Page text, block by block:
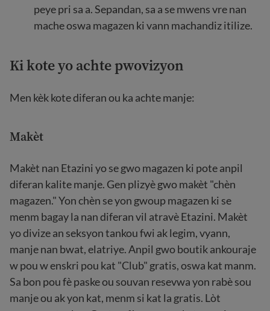
peye pri sa a. Sepandan, sa a se mwens vre nan
mache oswa magazen ki vann machandiz itilize.
Ki kote yo achte pwovizyon
Men kèk kote diferan ou ka achte manje:
Makèt
Makèt nan Etazini yo se gwo magazen ki pote anpil
diferan kalite manje. Gen plizyè gwo makèt "chèn
magazen." Yon chèn se yon gwoup magazen ki se
menm bagay la nan diferan vil atravè Etazini. Makèt
yo divize an seksyon tankou fwi ak legim, vyann,
manje nan bwat, elatriye. Anpil gwo boutik ankouraje
w pou w enskri pou kat "Club" gratis, oswa kat manm.
Sa bon pou fè paske ou souvan resevwa yon rabè sou
manje ou ak yon kat, menm si kat la gratis. Lòt